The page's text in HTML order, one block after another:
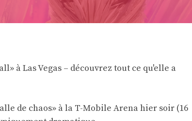
à Las Vegas – découvrez tout ce qu'elle a
de chaos» à la T-Mobile Arena hier soir (16